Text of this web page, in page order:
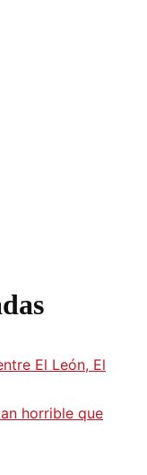
El León, El
horrible que